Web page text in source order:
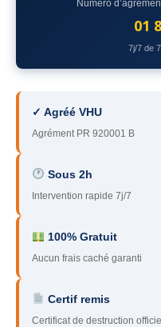
– Hauts-de-Seine
94 – Val-de-Marne
91 – Essonne
60 – Oise
45 – Loiret
Numéro
01
7j/7 de
✓ Agréé VHU
Agrément PR 920001 B
Sous 2h
Intervention rapide 7j/7
100% Gratuit
Aucun frais caché garanti
Certif remis
Certificat de destruction officiel